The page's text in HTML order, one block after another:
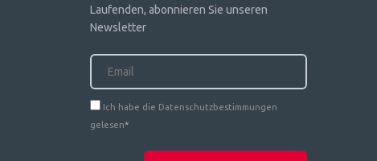
Laufenden, abonnieren Sie unseren
Newsletter
Ich habe die Datenschutzbestimmungen
gelesen*